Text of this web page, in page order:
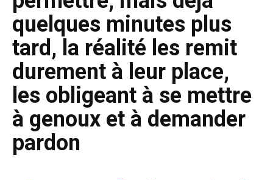
quelques minutes plus
tard, la réalité les remit
durement à leur place,
les obligeant à se mettre
à genoux et à demander
pardon